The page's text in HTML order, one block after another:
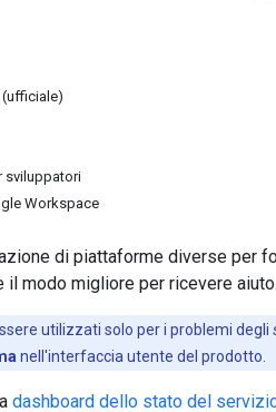
(ufficiale)
sviluppatori
Workspace
di piattaforme diverse
il modo migliore per ricevere aiuto.
utilizzati solo per i problemi degli
nell'interfaccia utente del prodotto.
dashboard dello stato del